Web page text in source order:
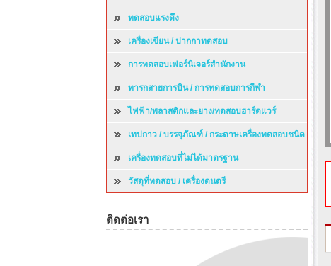
ทดสอบแรงดึง
เครื่องเขียน / ปากกาทดสอบ
การทดสอบเฟอร์นิเจอร์สำนักงาน
ทารกสายการบิน / การทดสอบการกีฬา
ไฟฟ้า/พลาสติกและยาง/ทดสอบฮาร์ดแวร์
เทปกาว / บรรจุภัณฑ์ / กระดาษเครื่องทดสอบชนิด
เครื่องทดสอบที่ไม่ได้มาตรฐาน
วัสดุที่ทดสอบ / เครื่องดนตรี
ติดต่อเรา